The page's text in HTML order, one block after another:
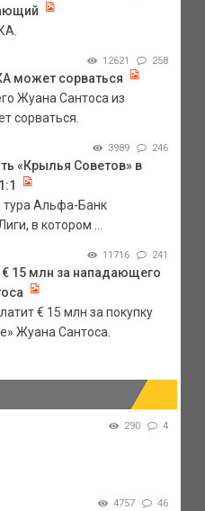
12621 258
может сорваться
Жуана Сантоса из
сорваться.
3989 246
«Крылья Советов» в
тура Альфа-Банк
в котором ...
11716 241
€ 15 млн за нападающего
€ 15 млн за покупку
Жуана Сантоса.
290 4
4757 46